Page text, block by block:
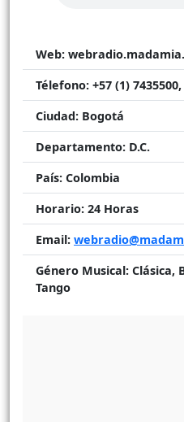
Web:
Télefono: +57 (1)
Ciudad: Bogotá
Departamento: D.C.
País: Colombia
Horario: 24 Horas
Email:
Género Musical: Clásica,
Tango